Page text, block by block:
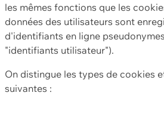
les mêmes fonctions que les
données des utilisateurs sont
d'identifiants en ligne
"identifiants utilisateur").
On distingue les types de cookies
suivantes :